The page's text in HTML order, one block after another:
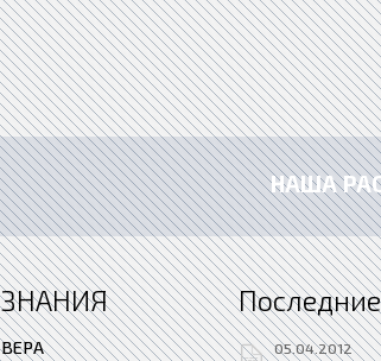
НАША
ЗНАНИЯ
ВЕРА
05.04.2012